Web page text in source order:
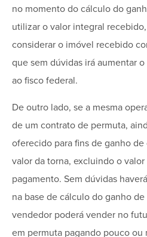
no momento do cálculo do
utilizar o valor integral
considerar o imóvel recebido
que sem dúvidas irá aumentar
ao fisco federal.
De outro lado, se a mesma
de um contrato de permuta,
oferecido para fins de ganho
valor da torna, excluindo o
pagamento. Sem dúvidas
na base de cálculo do ganho
vendedor poderá vender no
em permuta pagando pouco